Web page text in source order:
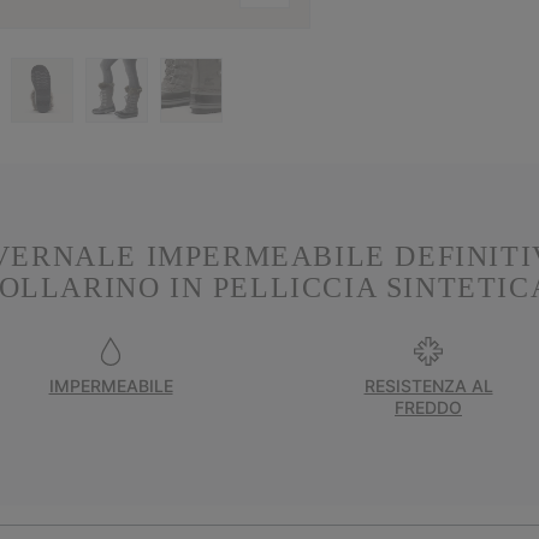
IMPERMEABILE
IN PELLICCIA
IMPERMEABILE
RESISTENZA AL
FREDDO